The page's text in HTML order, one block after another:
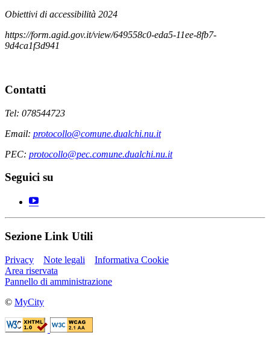
Obiettivi di accessibilità 2024
https://form.agid.gov.it/view/649558c0-eda5-11ee-8fb7-
9d4ca1f3d941
Contatti
Tel: 078544723
Email: protocollo@comune.dualchi.nu.it
PEC: protocollo@pec.comune.dualchi.nu.it
Seguici su
Sezione Link Utili
Privacy Note legali
Informativa Cookie
Area riservata
Pannello di amministrazione
© MyCity